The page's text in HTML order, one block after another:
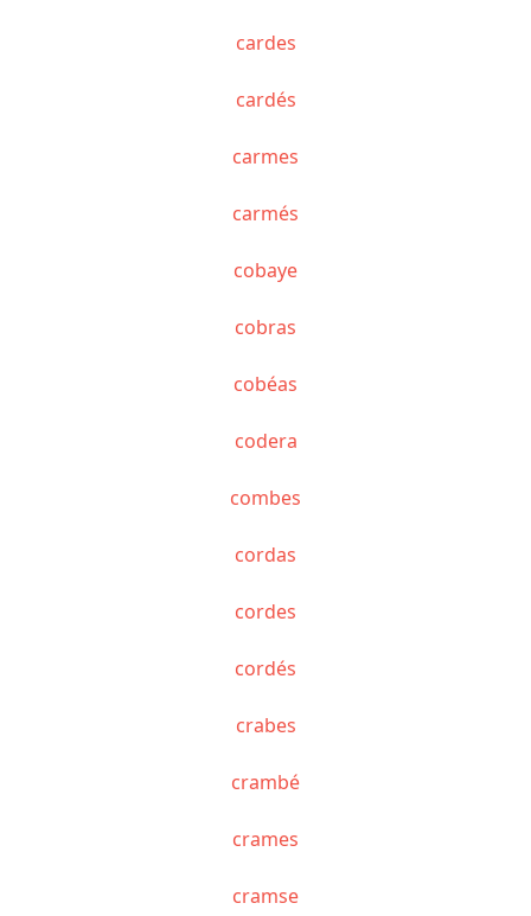
cardes
cardés
carmes
carmés
cobaye
cobras
cobéas
codera
combes
cordas
cordes
cordés
crabes
crambé
crames
cramse